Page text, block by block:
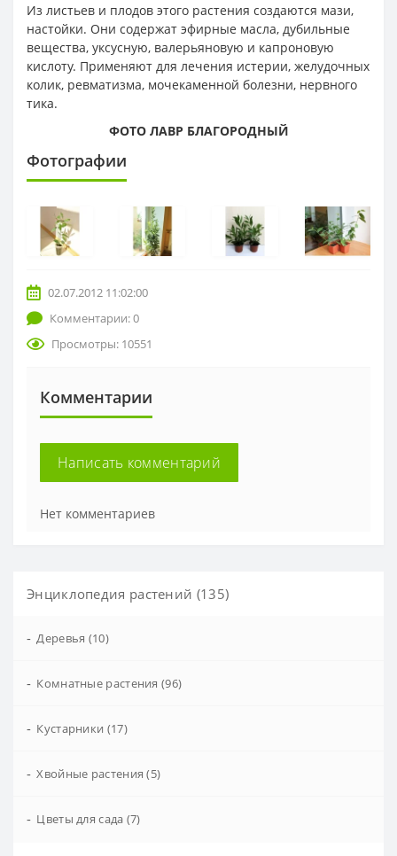
Из листьев и плодов этого растения создаются мази,
настойки. Они содержат эфирные масла, дубильные
вещества, уксусную, валерьяновую и капроновую
кислоту. Применяют для лечения истерии, желудочных
колик, ревматизма, мочекаменной болезни, нервного
тика.
ФОТО ЛАВР БЛАГОРОДНЫЙ
Фотографии
02.07.2012 11:02:00
Комментарии: 0
Просмотры: 10551
Комментарии
Написать комментарий
Нет комментариев
Энциклопедия растений (135)
- Деревья (10)
- Комнатные растения (96)
- Кустарники (17)
- Хвойные растения (5)
- Цветы для сада (7)